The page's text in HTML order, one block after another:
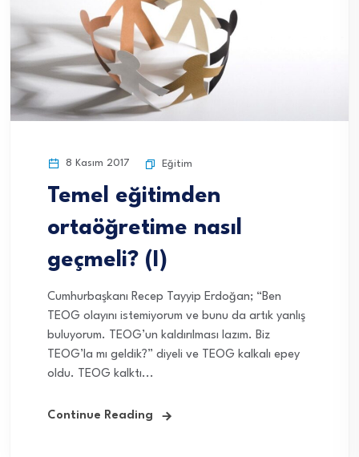
8 Kasım 2017 Eğitim
Temel eğitimden
ortaöğretime nasıl
geçmeli? (I)
Cumhurbaşkanı Recep Tayyip Erdoğan; “Ben
TEOG olayını istemiyorum ve bunu da artık yanlış
buluyorum. TEOG’un kaldırılması lazım. Biz
TEOG’la mı geldik?” diyeli ve TEOG kalkalı epey
oldu. TEOG kalktı...
Continue Reading